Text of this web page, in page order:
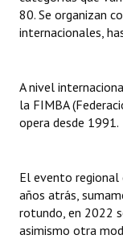
Noticias
Datos Históricos
Premio al Mérito -
Mujeres que
Periodistas
80. Se organizan
internacionales,
A nivel
la FIMBA
opera desde 1991.
El evento regional
años atrás,
rotundo, en 2022
asimismo otra